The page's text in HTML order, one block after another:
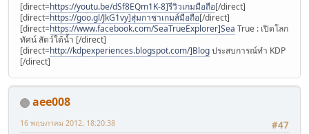
[direct=https://youtu.be/dSf8EQm1K-8]รีวิวเกมมือถือ[/direct]
[direct=https://goo.gl/JkG1vy]สุ่มกาชาเกมส์มือถือ[/direct]
[direct=https://www.facebook.com/SeaTrueExplorer]Sea True : เปิดโลก
ทัศน์ สัตว์ใต้น้ำ [/direct]
[direct=http://kdpexperiences.blogspot.com/]Blogประสบการณ์ทำ KDP
[/direct]
aee008
#47
16 พฤษภาคม 2012, 18:20:38